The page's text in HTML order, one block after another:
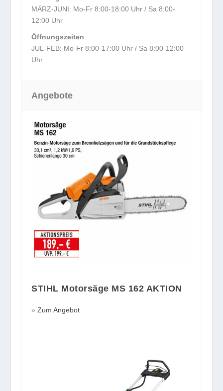
MÄRZ-JUNI: Mo-Fr 8:00-18:00 Uhr / Sa 8:00-
12:00 Uhr
Öffnungszeiten
JUL-FEB: Mo-Fr 8:00-17:00 Uhr / Sa 8:00-12:00
Uhr
Angebote
STIHL Motorsäge MS 162 AKTION
Zum Angebot